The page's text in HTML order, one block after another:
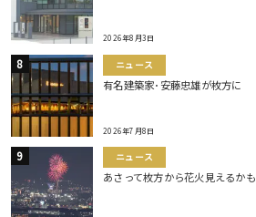
2026年8月3日
ニュース
有名建築家･安藤忠雄が枚方に
2026年7月8日
ニュース
あさって枚方から花火見えるかも